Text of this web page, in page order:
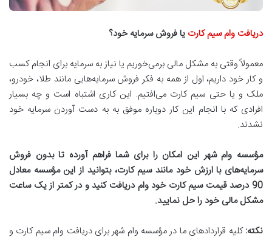
دریافت وام سیم کارت یا فروش سرمایه خود؟
معمولاً وقتی به مشکل مالی برمی‌خوریم یا نیاز به سرمایه برای انجام کسب
و کار خود داریم، اول از همه به فکر فروش سرمایه‌هایی مانند طلا، خودرو،
ملک و یا حتی سیم کارت می‌افتیم. این کاری اشتباه است و چه بسیار
افرادی که با انجام این کار دوباره موفق به به دست آوردن سرمایه خود
نشدند.
مؤسسه وام شهر این امکان را برای شما فراهم آورده تا بدون فروش
سرمایه‌های با ارزش خود مانند سیم کارت، بتوانید از این مؤسسه معادل
90 درصد قیمت سیم کارت خود وام دریافت کنید و در کمتر از یک ساعت
مشکل مالی خود را حل نمایید.
نکته:کلیه قراردادهای ما در مؤسسه وام شهر برای دریافت وام سیم کارت و